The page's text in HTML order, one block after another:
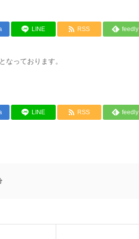
LINE RSS feedly
なっております。
LINE RSS feedly